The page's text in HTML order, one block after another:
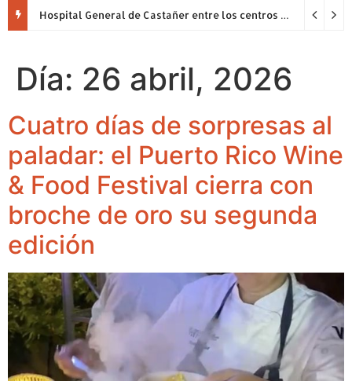
Hospital General de Castañer entre los centros de salud comunitarios con mejor desempeño clínico de Estados Unidos
Día: 26 abril, 2026
Cuatro días de sorpresas al
paladar: el Puerto Rico Wine
& Food Festival cierra con
broche de oro su segunda
edición